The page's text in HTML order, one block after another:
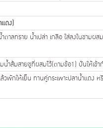
แดง)
ำตาลทราย น้ำเปล่า เกลือ ใส่ลงในชามผ
ำส้มสายชูที่ผสมไว้(ตามข้อ1) ปั่นให้เข้
พักให้เย็น ทานคู่กระเพาะปลาน้ำแดง ห